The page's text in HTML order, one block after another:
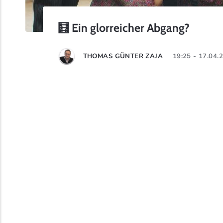
🧮 Ein glorreicher Abgang?
THOMAS GÜNTER ZAJA 19:25 -